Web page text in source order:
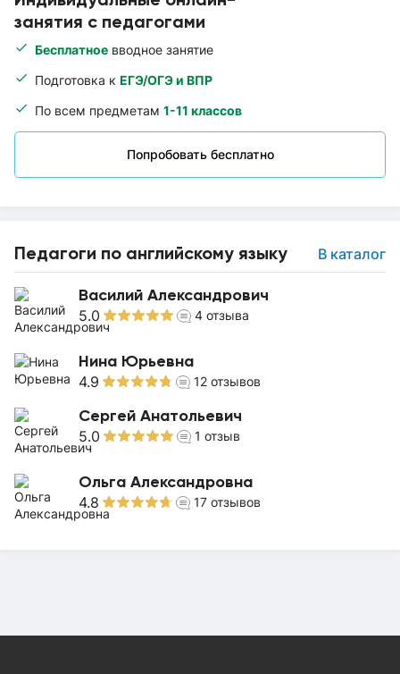
занятия с педагогами
Бесплатное вводное занятие
Подготовка к ЕГЭ/ОГЭ и ВПР
По всем предметам 1-11 классов
Попробовать бесплатно
Педагоги по английскому языку В каталог
Василий Александрович
5.0 4 отзыва
Нина Юрьевна
4.9 12 отзывов
Сергей Анатольевич
5.0 1 отзыв
Ольга Александровна
4.8 17 отзывов